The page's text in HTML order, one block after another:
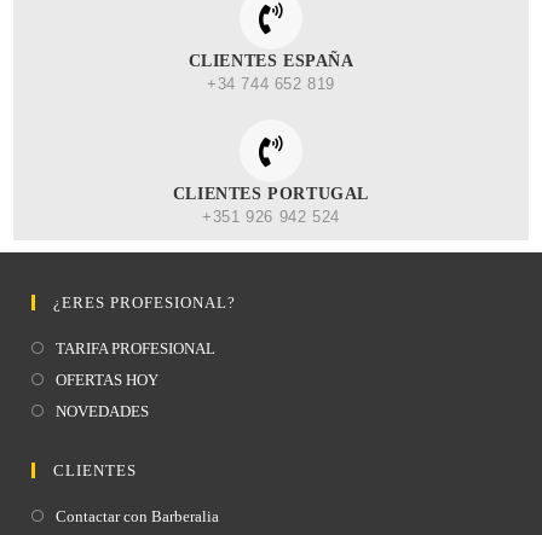
CLIENTES ESPAÑA
+34 744 652 819
CLIENTES PORTUGAL
+351 926 942 524
CLIENTES
Contactar con Barberalia
¿ERES PROFESIONAL?
TARIFA PROFESIONAL
OFERTAS HOY
NOVEDADES